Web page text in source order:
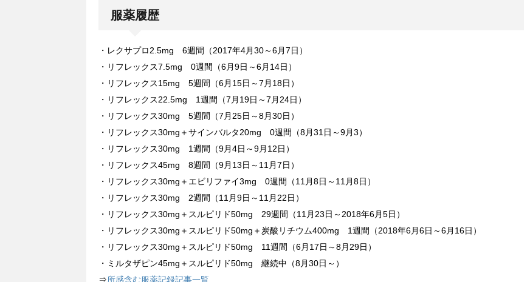
服薬履歴
・レクサプロ2.5mg 6週間（2017年4月30～6月7日）
・リフレックス7.5mg 0週間（6月9日～6月14日）
・リフレックス15mg 5週間（6月15日～7月18日）
・リフレックス22.5mg 1週間（7月19日～7月24日）
・リフレックス30mg 5週間（7月25日～8月30日）
・リフレックス30mg＋サインバルタ20mg 0週間（8月31日～9月3）
・リフレックス30mg 1週間（9月4日～9月12日）
・リフレックス45mg 8週間（9月13日～11月7日）
・リフレックス30mg＋エビリファイ3mg 0週間（11月8日～11月8日）
・リフレックス30mg 2週間（11月9日～11月22日）
・リフレックス30mg＋スルピリド50mg 29週間（11月23日～2018年6月5日）
・リフレックス30mg＋スルピリド50mg＋炭酸リチウム400mg 1週間（2018年6月6日～6月16日）
・リフレックス30mg＋スルピリド50mg 11週間（6月17日～8月29日）
・ミルタザピン45mg＋スルピリド50mg 継続中（8月30日～）
⇒所感含む服薬記録記事一覧